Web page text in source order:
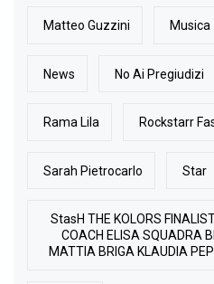
Matteo Guzzini Musica
News No Ai Pregiudizi
Rama Lila Rockstarr
Sarah Pietrocarlo Star
StasH THE KOLORS
COACH ELISA SQUADRA
MATTIA BRIGA KLAUDIA